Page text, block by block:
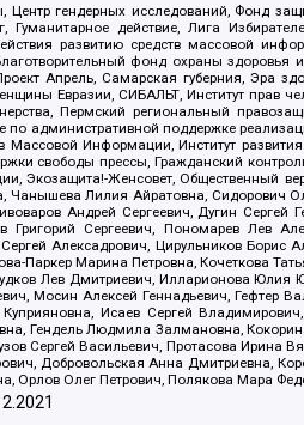
гендерных исследований, Фонд
действие, Лига
развитию средств массовой
фонд охраны
Апрель, Самарская губерния,
Евразии, СИБАЛЬТ, Институт прав
Пермский региональный
поддержке
Информации, Институт
свободы прессы, Гражданский
Экозащита!-Женсовет, Общественный
Лилия Айратовна, Сидорович
Андрей Сергеевич, Дугин Сергей
Сергеевич, Пономарев Лев
Алексадрович, Цирульников
Паркер Марина Петровна, Кочеткова
Лев Дмитриевич, Илларионова
Мосин Алексей Геннадьевич, Гефтер
Исаев Сергей
Гендель Людмила Залмановна,
Сергей Васильевич, Протасова Ирина
Добровольская Анна Дмитриевна,
Олег Петрович, Полякова Мара